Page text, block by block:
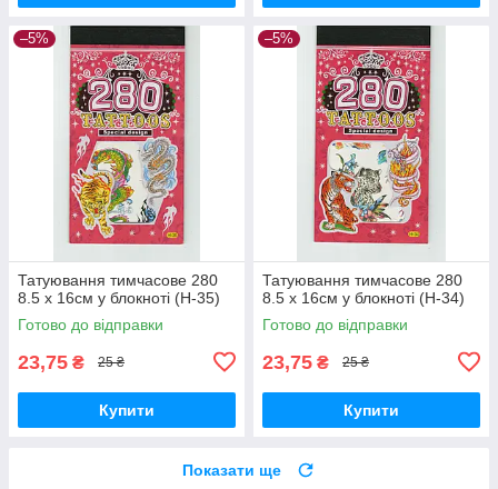
–5%
Татуювання тимчасове 280
8.5 х 16см у блокноті (H-35)
Готово до відправки
23,75 ₴ 25 ₴
Купити
–5%
Татуювання тимчасове 280
8.5 х 16см у блокноті (H-34)
Готово до відправки
23,75 ₴ 25 ₴
Купити
Показати ще